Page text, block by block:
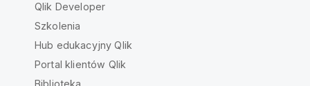
Qlik Developer
Szkolenia
Hub edukacyjny Qlik
Portal klientów Qlik